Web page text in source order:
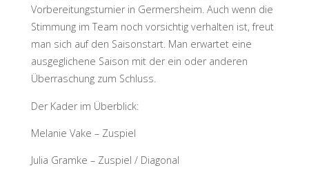
Vorbereitungsturnier in Germersheim. Auch wenn die
Stimmung im Team noch vorsichtig verhalten ist, freut
man sich auf den Saisonstart. Man erwartet eine
ausgeglichene Saison mit der ein oder anderen
Überraschung zum Schluss.
Der Kader im Überblick:
Melanie Vake – Zuspiel
Julia Gramke – Zuspiel / Diagonal